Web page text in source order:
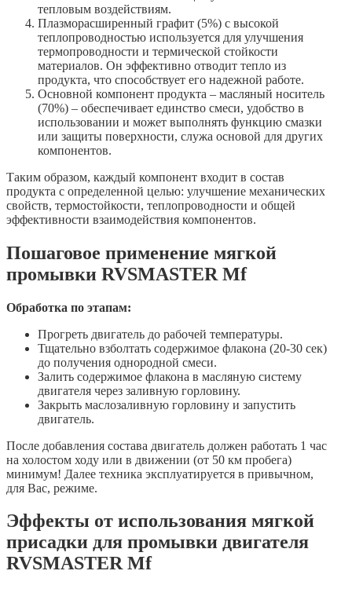
тепловым воздействиям.
Плазморасширенный графит (5%) с высокой
теплопроводностью используется для улучшения
термопроводности и термической стойкости
материалов. Он эффективно отводит тепло из
продукта, что способствует его надежной работе.
Основной компонент продукта – масляный носитель
(70%) – обеспечивает единство смеси, удобство в
использовании и может выполнять функцию смазки
или защиты поверхности, служа основой для других
компонентов.
Таким образом, каждый компонент входит в состав
продукта с определенной целью: улучшение механических
свойств, термостойкости, теплопроводности и общей
эффективности взаимодействия компонентов.
Пошаговое применение мягкой
промывки RVSMASTER Mf
Обработка по этапам:
Прогреть двигатель до рабочей температуры.
Тщательно взболтать содержимое флакона (20-30 сек)
до получения однородной смеси.
Залить содержимое флакона в масляную систему
двигателя через заливную горловину.
Закрыть маслозаливную горловину и запустить
двигатель.
После добавления состава двигатель должен работать 1 час
на холостом ходу или в движении (от 50 км пробега)
минимум! Далее техника эксплуатируется в привычном,
для Вас, режиме.
Эффекты от использования мягкой
присадки для промывки двигателя
RVSMASTER Mf